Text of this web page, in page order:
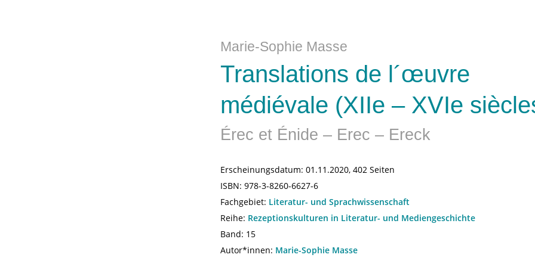
Marie-Sophie Masse
Translations de l´œuvre
médiévale (XIIe – XVIe
Érec et Énide – Erec – Ereck
Erscheinungsdatum: 01.11.2020, 402 Seiten
ISBN: 978-3-8260-6627-6
Fachgebiet: Literatur- und Sprachwissenschaft
Reihe: Rezeptionskulturen in Literatur- und Mediengeschichte
Band: 15
Autor*innen: Marie-Sophie Masse